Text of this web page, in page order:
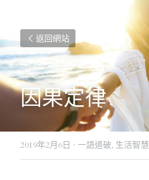
返回網站
因果定律
2019年2月6日 · 一語道破, 生活智慧